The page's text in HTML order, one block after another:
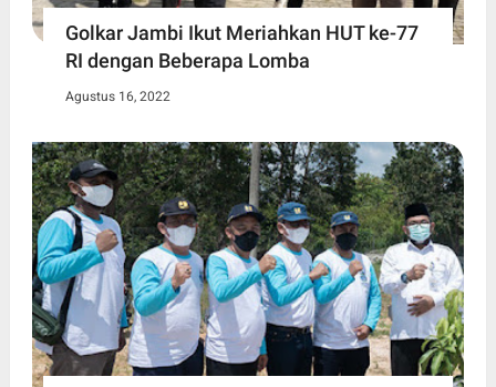
Golkar Jambi Ikut Meriahkan HUT ke-77
RI dengan Beberapa Lomba
Agustus 16, 2022